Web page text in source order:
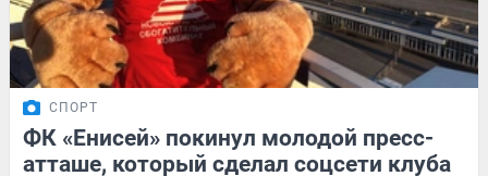
СПОРТ
ФК «Енисей» покинул молодой пресс-
атташе, который сделал соцсети клуба